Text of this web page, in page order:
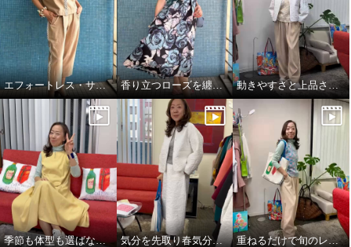
エフォートレス・サファリエレガンス 香り立つローズを纏う、エフォートレスワンピース 動きやすさと上品さ、どちらも大切にした大人スタイル
季節も体型も選ばない、頼れるジャンパースカート 気分を先取り春気分コーデ^_^ 重ねるだけで旬のレイヤードスタイル完成👌